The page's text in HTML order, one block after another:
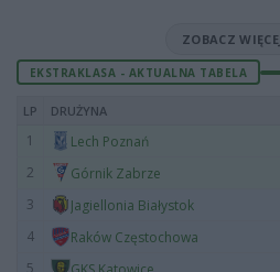
ZOBACZ
EKSTRAKLASA - AKTUALNA TABELA
LP DRUŻYNA
1 Lech Poznań
2
Górnik Zabrze
3
Jagiellonia Białystok
4
Raków Częstochowa
5